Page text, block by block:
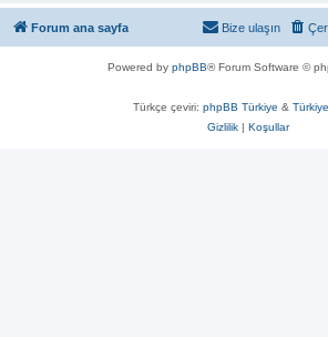
Forum ana sayfa Bize ulaşın
Powered by phpBB® Forum Software ©
Türkçe çeviri: phpBB Türkiye &
Gizlilik | Koşullar